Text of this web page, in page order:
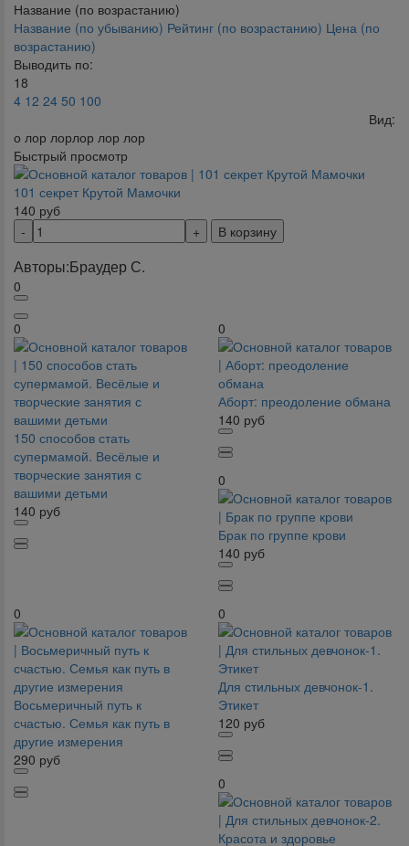
Название (по возрастанию)
Название (по убыванию) Рейтинг (по возрастанию) Цена (по
возрастанию)
Выводить по:
18
4 12 24 50 100
Вид:
о лор лорлор лор лор
Быстрый просмотр
101 секрет Крутой Мамочки
140 руб
В корзину
Авторы:Браудер С.
0
0
150 способов стать
супермамой. Весёлые и
творческие занятия с
вашими детьми
140 руб
0
Аборт: преодоление обмана
140 руб
0
Брак по группе крови
140 руб
0
Восьмеричный путь к
счастью. Семья как путь в
другие измерения
290 руб
0
Для стильных девчонок-1.
Этикет
120 руб
0